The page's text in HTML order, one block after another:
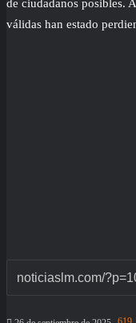
de ciudadanos posibles.
válidas han estado